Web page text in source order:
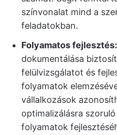
színvonalat mind a
feladatokban.
Folyamatos fejlesztés:
dokumentálása
felülvizsgálatot és
folyamatok
vállalkozások
optimalizálásra
folyamatok